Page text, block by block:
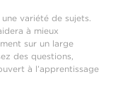
variété de sujets.
à mieux
sur un large
des questions,
à l’apprentissage